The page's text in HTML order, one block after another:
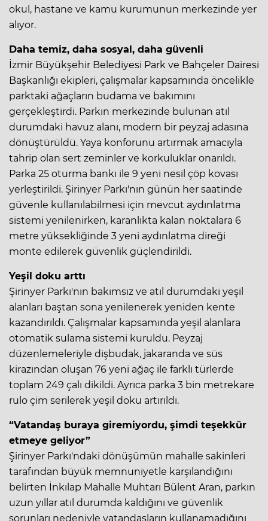
okul, hastane ve kamu kurumunun merkezinde yer
alıyor.
Daha temiz, daha sosyal, daha güvenli
İzmir Büyükşehir Belediyesi Park ve Bahçeler Dairesi
Başkanlığı ekipleri, çalışmalar kapsamında öncelikle
parktaki ağaçların budama ve bakımını
gerçekleştirdi. Parkın merkezinde bulunan atıl
durumdaki havuz alanı, modern bir peyzaj adasına
dönüştürüldü. Yaya konforunu artırmak amacıyla
tahrip olan sert zeminler ve korkuluklar onarıldı.
Parka 25 oturma bankı ile 9 yeni nesil çöp kovası
yerleştirildi. Şirinyer Parkı'nın günün her saatinde
güvenle kullanılabilmesi için mevcut aydınlatma
sistemi yenilenirken, karanlıkta kalan noktalara 6
metre yüksekliğinde 3 yeni aydınlatma direği
monte edilerek güvenlik güçlendirildi.
Yeşil doku arttı
Şirinyer Parkı'nın bakımsız ve atıl durumdaki yeşil
alanları baştan sona yenilenerek yeniden kente
kazandırıldı. Çalışmalar kapsamında yeşil alanlara
otomatik sulama sistemi kuruldu. Peyzaj
düzenlemeleriyle dişbudak, jakaranda ve süs
kirazından oluşan 76 yeni ağaç ile farklı türlerde
toplam 249 çalı dikildi. Ayrıca parka 3 bin metrekare
rulo çim serilerek yeşil doku artırıldı.
“Vatandaş buraya giremiyordu, şimdi teşekkür
etmeye geliyor”
Şirinyer Parkı'ndaki dönüşümün mahalle sakinleri
tarafından büyük memnuniyetle karşılandığını
belirten İnkılap Mahalle Muhtarı Bülent Aran, parkın
uzun yıllar atıl durumda kaldığını ve güvenlik
sorunları nedeniyle vatandaşların kullanamadığını